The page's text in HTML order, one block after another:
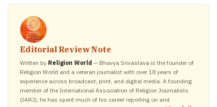
Editorial Review Note
Written by Religion World — Bhavya Srivastava is the founder of
Religion World and a veteran journalist with over 18 years of
experience across broadcast, print, and digital media. A founding
member of the International Association of Religion Journalists
(IARJ), he has spent much of his career reporting on and